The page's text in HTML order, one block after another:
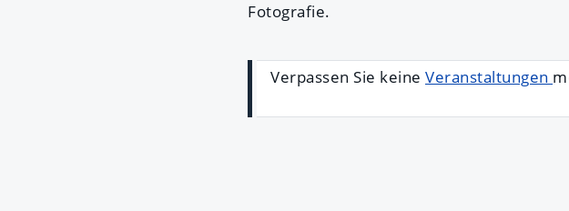
Fotografie.
Verpassen Sie keine Veranstaltungen